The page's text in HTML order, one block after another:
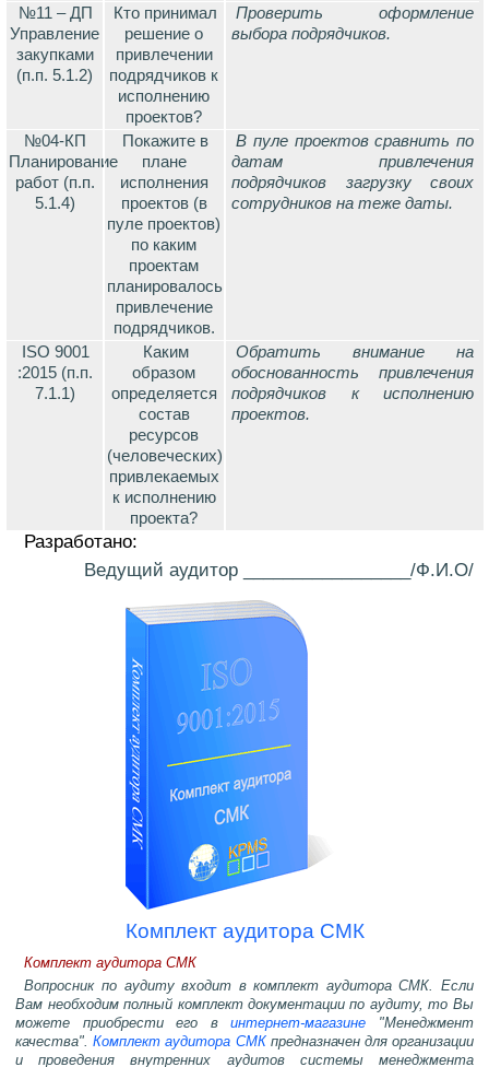
№11 – ДП
Управление
закупками
(п.п. 5.1.2)
Кто принимал
решение о
привлечении
подрядчиков к
исполнению
проектов?
Проверить оформление
выбора подрядчиков.
№04-КП
Планирование
работ (п.п.
5.1.4)
Покажите в
плане
исполнения
проектов (в
пуле проектов)
по каким
проектам
планировалось
привлечение
подрядчиков.
В пуле проектов сравнить по
датам привлечения
подрядчиков загрузку своих
сотрудников на теже даты.
ISO 9001
:2015 (п.п.
7.1.1)
Каким
образом
определяется
состав
ресурсов
(человеческих)
привлекаемых
к исполнению
проекта?
Обратить внимание на
обоснованность привлечения
подрядчиков к исполнению
проектов.
Разработано:
Ведущий аудитор _________________/Ф.И.О/
Комплект аудитора СМК
Комплект аудитора СМК
Вопросник по аудиту входит в комплект аудитора СМК. Если
Вам необходим полный комплект документации по аудиту, то Вы
можете приобрести его винтернет-магазине "Менеджмент
качества".Комплект аудитора СМК предназначен для организации
и проведения внутренних аудитов системы менеджмента